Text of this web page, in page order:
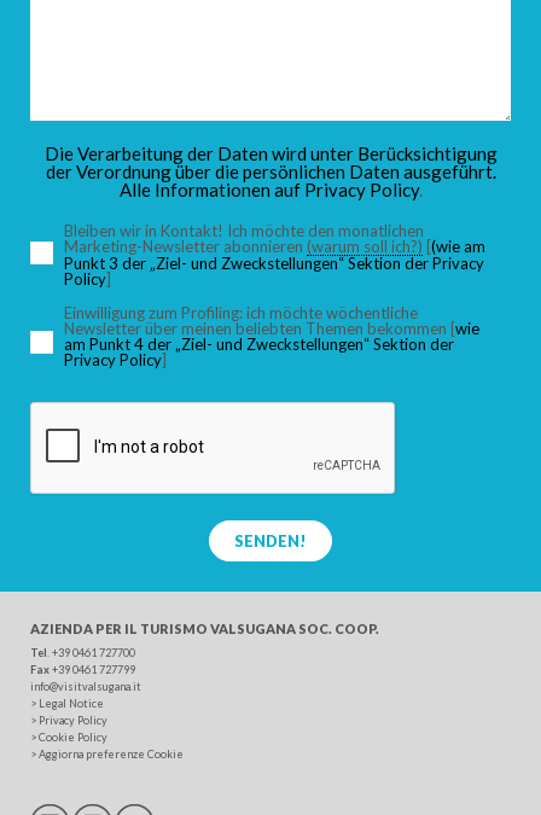
KINDER
Die Verarbeitung der Daten wird unter Berücksichtigung
der Verordnung über die persönlichen Daten ausgeführt.
Alle Informationen auf Privacy Policy.
Bleiben wir in Kontakt! Ich möchte den monatlichen
Marketing-Newsletter abonnieren (warum soll ich?) [(wie am
Punkt 3 der „Ziel- und Zweckstellungen“ Sektion der Privacy
Policy]
Einwilligung zum Profiling: ich möchte wöchentliche
Newsletter über meinen beliebten Themen bekommen [wie
am Punkt 4 der „Ziel- und Zweckstellungen“ Sektion der
Privacy Policy]
SENDEN!
AZIENDA PER IL TURISMO VALSUGANA SOC. COOP.
Tel . +39 0461 727700
Fax+39 0461 727799
info@visitvalsugana.it
> Legal Notice
> Privacy Policy
>Cookie Policy
>Aggiorna preferenze Cookie